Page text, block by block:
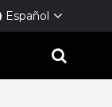
Español